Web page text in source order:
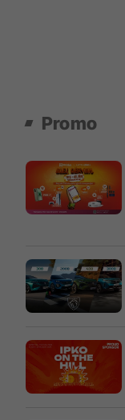
Promo